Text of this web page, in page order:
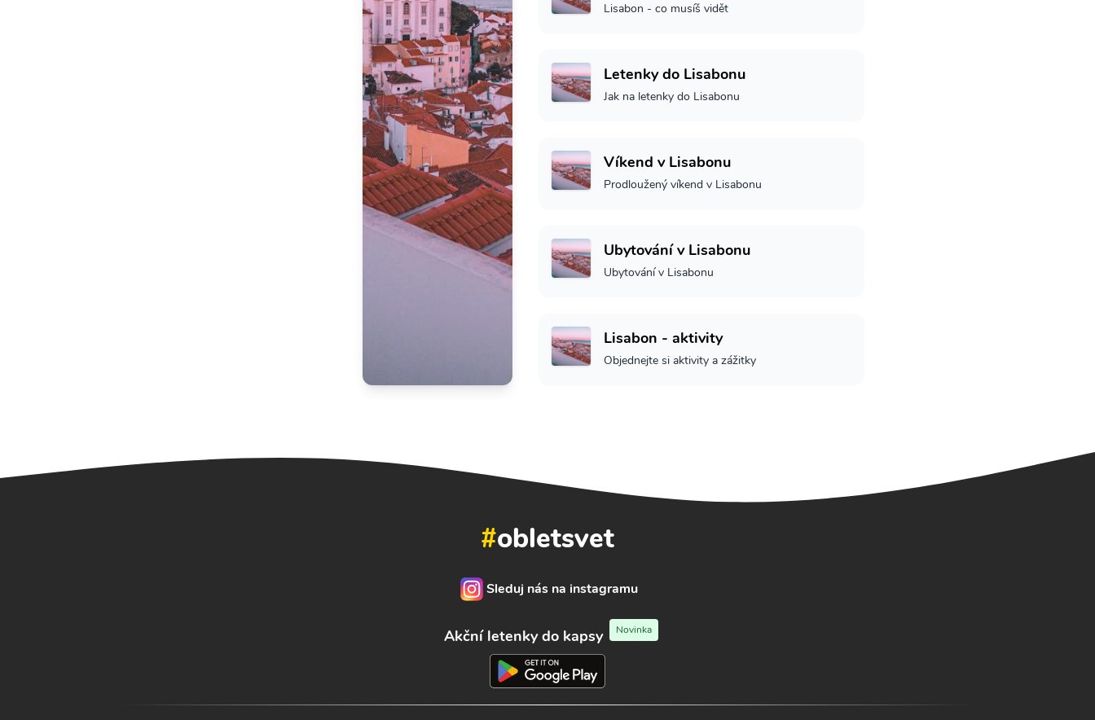
Lisabon - co musíš vidět
Letenky do Lisabonu
Jak na letenky do Lisabonu
Víkend v Lisabonu
Prodloužený víkend v Lisabonu
Ubytování v Lisabonu
Ubytování v Lisabonu
Lisabon - aktivity
Objednejte si aktivity a zážitky
#obletsvet
Sleduj nás na instagramu
Akční letenky do kapsy Novinka